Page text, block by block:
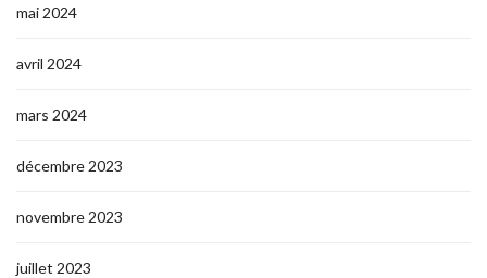
mai 2024
avril 2024
mars 2024
décembre 2023
novembre 2023
juillet 2023